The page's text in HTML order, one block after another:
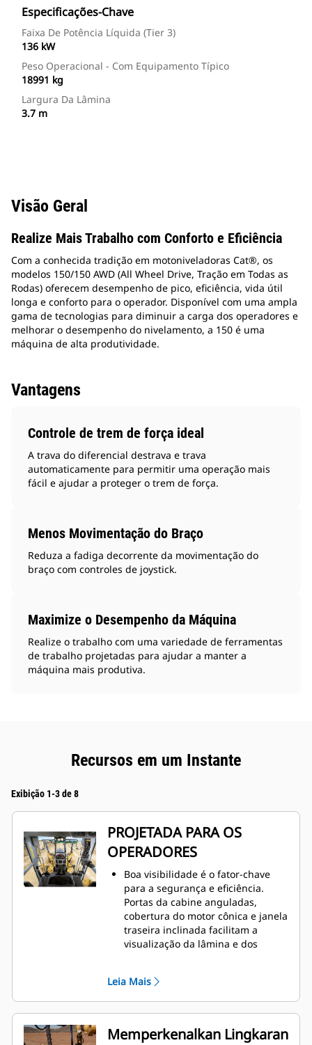
Especificações-Chave
Faixa De Potência Líquida (Tier 3)
136 kW
Peso Operacional - Com Equipamento Típico
18991 kg
Largura Da Lâmina
3.7 m
Visão Geral
Realize Mais Trabalho com Conforto e Eficiência
Com a conhecida tradição em motoniveladoras Cat®, os
modelos 150/150 AWD (All Wheel Drive, Tração em Todas as
Rodas) oferecem desempenho de pico, eficiência, vida útil
longa e conforto para o operador. Disponível com uma ampla
gama de tecnologias para diminuir a carga dos operadores e
melhorar o desempenho do nivelamento, a 150 é uma
máquina de alta produtividade.
Vantagens
Controle de trem de força ideal
A trava do diferencial destrava e trava
automaticamente para permitir uma operação mais
fácil e ajudar a proteger o trem de força.
Menos Movimentação do Braço
Reduza a fadiga decorrente da movimentação do
braço com controles de joystick.
Maximize o Desempenho da Máquina
Realize o trabalho com uma variedade de ferramentas
de trabalho projetadas para ajudar a manter a
máquina mais produtiva.
Recursos em um Instante
Exibição 1-3 de 8
PROJETADA PARA OS
OPERADORES
Boa visibilidade é o fator-chave
para a segurança e eficiência.
Portas da cabine anguladas,
cobertura do motor cônica e janela
traseira inclinada facilitam a
visualização da lâmina e dos
visão traseira opcional melhora
ainda mais as linhas de visão ao
redor de toda a máquina.
Experimente a cabine mais
espaçosa e confortável do setor.
Leia Mais
Memperkenalkan Lingkaran